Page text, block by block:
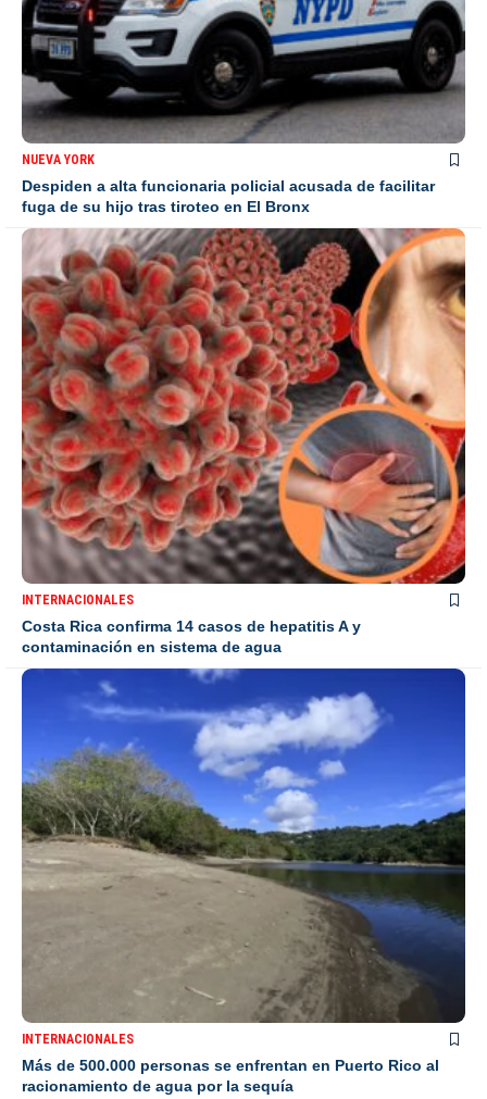
NUEVA YORK
Despiden a alta funcionaria policial acusada de facilitar
fuga de su hijo tras tiroteo en El Bronx
INTERNACIONALES
Costa Rica confirma 14 casos de hepatitis A y
contaminación en sistema de agua
INTERNACIONALES
Más de 500.000 personas se enfrentan en Puerto Rico al
racionamiento de agua por la sequía